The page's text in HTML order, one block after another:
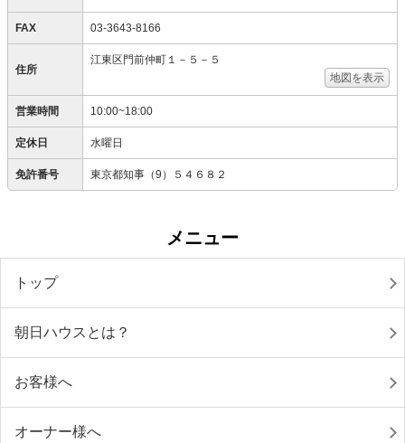
FAX 03-3643-8166
住所
江東区門前仲町１－５－５
地図を表示
営業時間 10:00~18:00
定休日 水曜日
免許番号 東京都知事（9）５４６８２
メニュー
トップ
朝日ハウスとは？
お客様へ
オーナー様へ